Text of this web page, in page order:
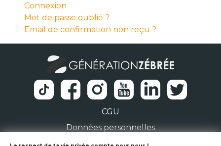
Connexion
Mot de passe oublié ?
Email de confirmation non reçu ?
CGU
Données personnelles